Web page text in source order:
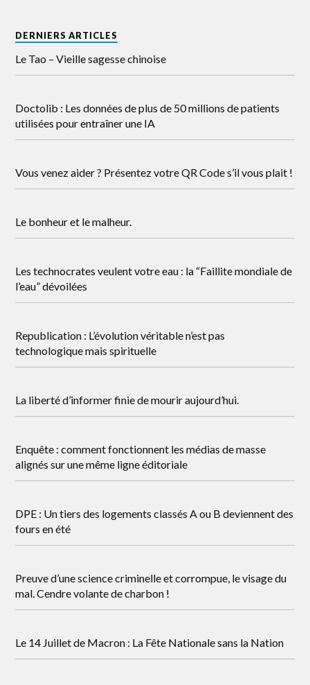
DERNIERS ARTICLES
Le Tao – Vieille sagesse chinoise
Doctolib : Les données de plus de 50 millions de patients
utilisées pour entraîner une IA
Vous venez aider ? Présentez votre QR Code s’il vous plait !
Le bonheur et le malheur.
Les technocrates veulent votre eau : la “Faillite mondiale de
l’eau” dévoilées
Republication : L’évolution véritable n’est pas
technologique mais spirituelle
La liberté d’informer finie de mourir aujourd’hui.
Enquête : comment fonctionnent les médias de masse
alignés sur une même ligne éditoriale
DPE : Un tiers des logements classés A ou B deviennent des
fours en été
Preuve d’une science criminelle et corrompue, le visage du
mal. Cendre volante de charbon !
Le 14 Juillet de Macron : La Fête Nationale sans la Nation